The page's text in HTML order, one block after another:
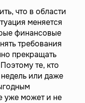
что в области
меняется
финансовые
требования
прекращать
те, кто
или даже
уже может и не